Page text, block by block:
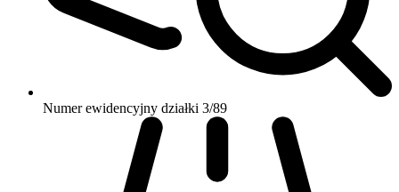
Numer ewidencyjny działki 3/89